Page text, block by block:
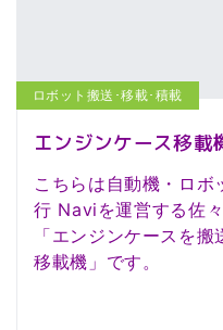
ロボット搬送･移載･積載
エンジンケース移載
こちらは自動機・ロ
行 Naviを運営する佐
「エンジンケースを
移載機」です。